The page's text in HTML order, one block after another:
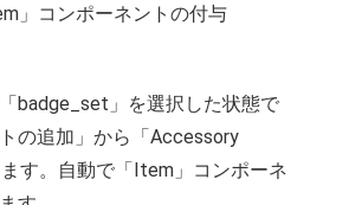
」コンポーネントの付与
badge_set」を選択した状態で
の追加」から「Accessory
す。自動で「Item」コンポーネ